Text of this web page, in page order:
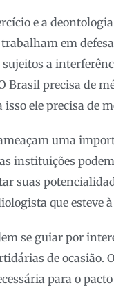
e a
em
a
Brasil precisa de
ele precisa de
uma
instituições
suas
que esteve
se guiar por
de ocasião.
para o